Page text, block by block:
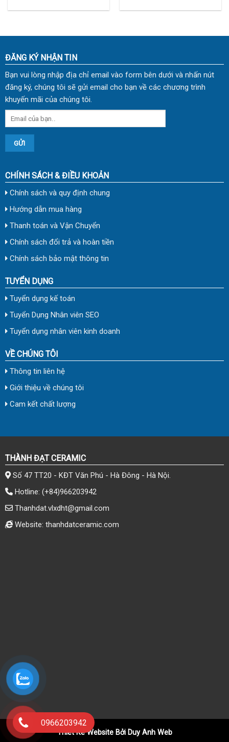
ĐĂNG KÝ NHẬN TIN
Bạn vui lòng nhập địa chỉ email vào form bên dưới và nhấn nút
đăng ký, chúng tôi sẽ gửi email cho bạn về các chương trình
khuyến mãi của chúng tôi.
CHÍNH SÁCH & ĐIỀU KHOẢN
Chính sách và quy định chung
Hướng dẫn mua hàng
Thanh toán và Vận Chuyển
Chính sách đổi trả và hoàn tiền
Chính sách bảo mật thông tin
TUYỂN DỤNG
Tuyển dụng kế toán
Tuyển Dụng Nhân viên SEO
Tuyển dụng nhân viên kinh doanh
VỀ CHÚNG TÔI
Thông tin liên hệ
Giới thiệu về chúng tôi
Cam kết chất lượng
THÀNH ĐẠT CERAMIC
Số 47 TT20 - KĐT Văn Phú - Hà Đông - Hà Nội.
Hotline: (+84)966203942
Thanhdat.vlxdht@gmail.com
Website: thanhdatceramic.com
0966203942
Thiết Kế Website Bởi Duy Anh Web